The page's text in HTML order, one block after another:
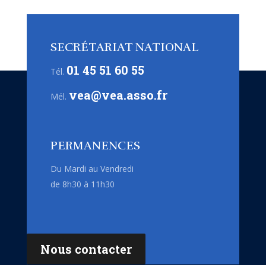
SECRÉTARIAT NATIONAL
Tél. 01 45 51 60 55
Mél. vea@vea.asso.fr
PERMANENCES
Du Mardi au Vendredi
de 8h30 à 11h30
Nous contacter